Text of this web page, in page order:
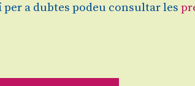
Sitemap | Avís Legal |
per a dubtes podeu consultar les